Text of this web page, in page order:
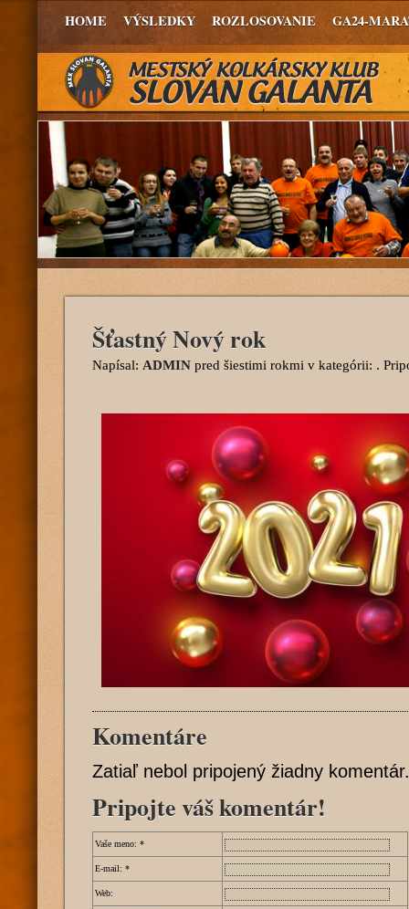
HOME VÝSLEDKY ROZLOSOVANIE GA24-
Šťastný Nový rok
Napísal: ADMIN pred šiestimi rokmi v kategórii: .
Komentáre
Zatiaľ nebol pripojený žiadny
Pripojte váš komentár!
Vaše meno: *
E-mail: *
Web: